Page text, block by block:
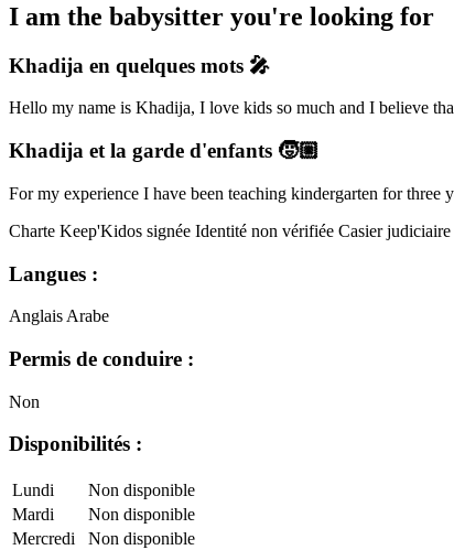
I am the babysitter you're looking for
Khadija en quelques mots 🎤
Hello my name is Khadija, I love kids so much and I believe
Khadija et la garde d'enfants 🧒🏼
For my experience I have been teaching kindergarten for three
Charte Keep'Kidos signée Identité non vérifiée Casier
Langues :
Anglais Arabe
Permis de conduire :
Non
Disponibilités :
Lundi
Non disponible
Mardi
Non disponible
Mercredi
Non disponible